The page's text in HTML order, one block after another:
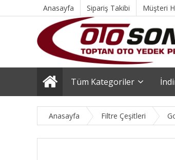
Anasayfa Sipariş Takibi Müşteri
Tüm Kategoriler
Anasayfa Filtre Çeşitleri